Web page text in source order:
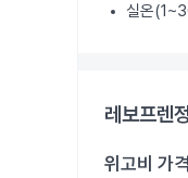
실온
레보프렌
위고비 가